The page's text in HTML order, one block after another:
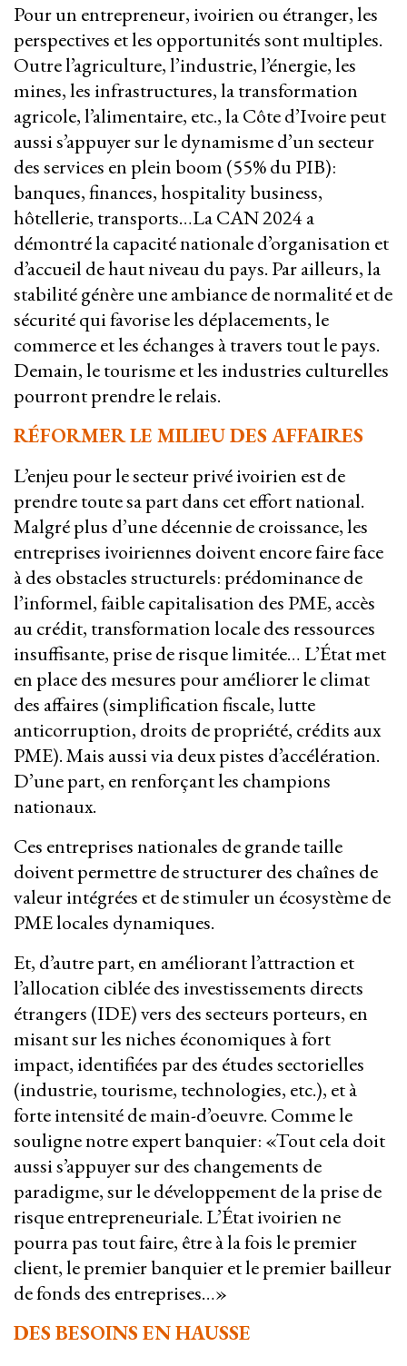
Pour un entrepreneur, ivoirien ou étranger, les
perspectives et les opportunités sont multiples.
Outre l’agriculture, l’industrie, l’énergie, les
mines, les infrastructures, la transformation
agricole, l’alimentaire, etc., la Côte d’Ivoire peut
aussi s’appuyer sur le dynamisme d’un secteur
des services en plein boom (55% du PIB):
banques, finances, hospitality business,
hôtellerie, transports…La CAN 2024 a
démontré la capacité nationale d’organisation et
d’accueil de haut niveau du pays. Par ailleurs, la
stabilité génère une ambiance de normalité et de
sécurité qui favorise les déplacements, le
commerce et les échanges à travers tout le pays.
Demain, le tourisme et les industries culturelles
pourront prendre le relais.
RÉFORMER LE MILIEU DES AFFAIRES
L’enjeu pour le secteur privé ivoirien est de
prendre toute sa part dans cet effort national.
Malgré plus d’une décennie de croissance, les
entreprises ivoiriennes doivent encore faire face
à des obstacles structurels: prédominance de
l’informel, faible capitalisation des PME, accès
au crédit, transformation locale des ressources
insuffisante, prise de risque limitée… L’État met
en place des mesures pour améliorer le climat
des affaires (simplification fiscale, lutte
anticorruption, droits de propriété, crédits aux
PME). Mais aussi via deux pistes d’accélération.
D’une part, en renforçant les champions
nationaux.
Ces entreprises nationales de grande taille
doivent permettre de structurer des chaînes de
valeur intégrées et de stimuler un écosystème de
PME locales dynamiques.
Et, d’autre part, en améliorant l’attraction et
l’allocation ciblée des investissements directs
étrangers (IDE) vers des secteurs porteurs, en
misant sur les niches économiques à fort
impact, identifiées par des études sectorielles
(industrie, tourisme, technologies, etc.), et à
forte intensité de main-d’oeuvre. Comme le
souligne notre expert banquier: «Tout cela doit
aussi s’appuyer sur des changements de
paradigme, sur le développement de la prise de
risque entrepreneuriale. L’État ivoirien ne
pourra pas tout faire, être à la fois le premier
client, le premier banquier et le premier bailleur
de fonds des entreprises…»
DES BESOINS EN HAUSSE